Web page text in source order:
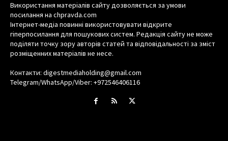
Використання матеріалів сайту дозволяється за умови
посилання на chpravda.com
Інтернет-медіа повинні використовувати відкрите
гіперпосилання для пошукових систем. Редакція сайту не може
поділяти точку зору авторів статей та відповідальності за зміст
розміщенних матеріалів не несе.
Контакти: digestmediaholding@gmail.com
Telegram/WhatsApp/Viber: +972546406116